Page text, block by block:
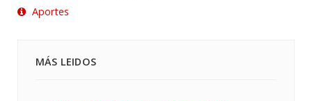
Aportes
MÁS LEIDOS